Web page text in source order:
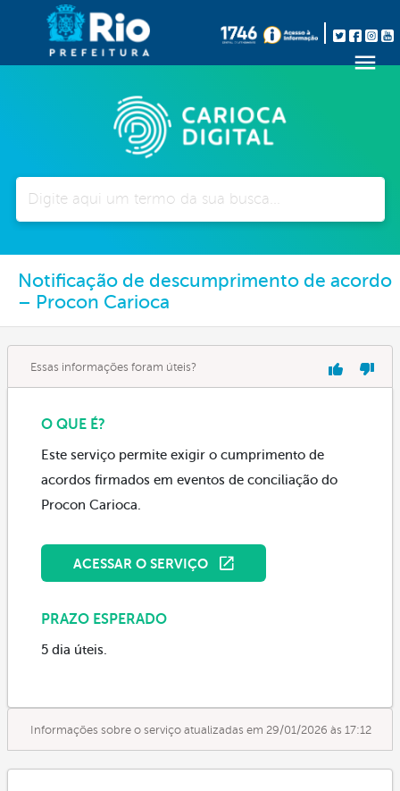
Notificação de descumprimento de acordo
– Procon Carioca
Essas informações foram úteis?
O QUE É?
Este serviço permite exigir o cumprimento de
acordos firmados em eventos de conciliação do
Procon Carioca.
ACESSAR O SERVIÇO
PRAZO ESPERADO
5 dia úteis.
Informações sobre o serviço atualizadas em 29/01/2026 às 17:12